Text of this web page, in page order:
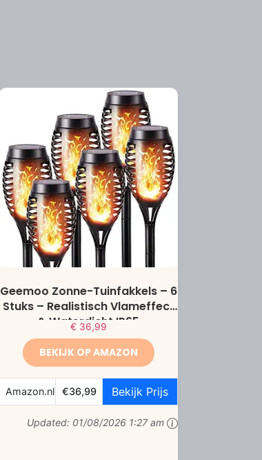
Geemoo Zonne-Tuinfakkels – 6
Stuks – Realistisch Vlameffect
& Waterdicht IP65
€ 36,99
BEKIJK OP AMAZON
Amazon.nl €36,99 Bekijk Prijs
Updated: 01/08/2026 1:27 am